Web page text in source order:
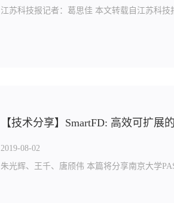
江苏科技报记者：葛思佳 本文转载自江苏科技
【技术分享】SmartFD: 高效可扩
2019-08-02
朱光辉、王千、唐颀伟 本篇将分享南京大学